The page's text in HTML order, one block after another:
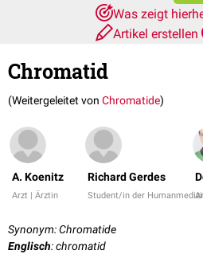
Was zeigt
Artikel erstellen
Chromatid
(Weitergeleitet von Chromatide)
A. Koenitz
Arzt | Ärztin
Richard Gerdes
Student/in der
Synonym: Chromatide
Englisch: chromatid